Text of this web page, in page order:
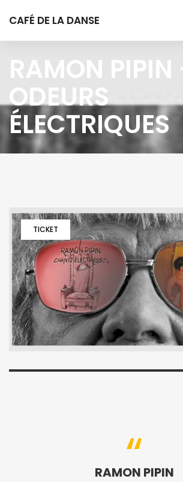
CAFÉ DE LA DANSE
RAMON PIPIN
ODEURS
ÉLECTRIQUES
TICKET
RAMON PIPIN